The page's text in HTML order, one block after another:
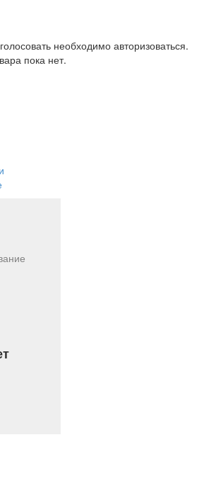
необходимо авторизоваться.
пока нет.